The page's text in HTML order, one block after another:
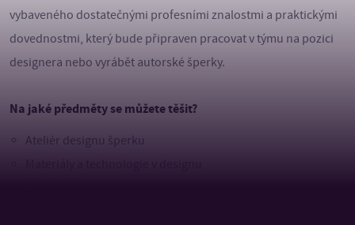
vybaveného dostatečnými profesními znalostmi a praktickými
dovednostmi, který bude připraven pracovat v týmu na pozici
designera nebo vyrábět autorské šperky.
Na jaké předměty se můžete těšit?
Ateliér designu šperku